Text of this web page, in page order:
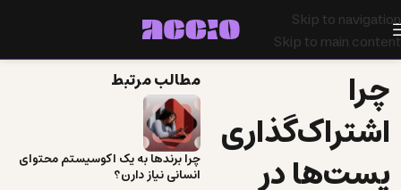
Skip to navigation
Skip to main content
چرا
اشتراک‌گذاری
پست‌ها در
مطالب مرتبط
چرا برندها به یک اکوسیستم محتوای
انسانی نیاز دارن؟